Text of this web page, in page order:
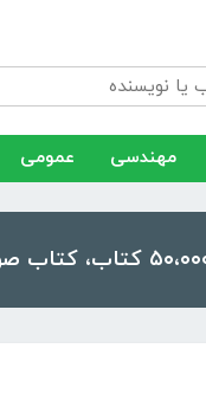
مهندسی عمومی